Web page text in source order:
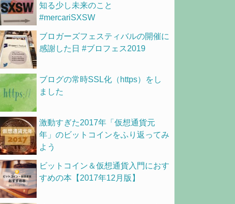
知る少し未来のこと
#mercariSXSW
ブロガーズフェスティバルの開催に
感謝した日 #ブロフェス2019
ブログの常時SSL化（https）をし
ました
激動すぎた2017年「仮想通貨元
年」のビットコインをふり返ってみ
よう
ビットコイン＆仮想通貨入門におす
すめの本【2017年12月版】